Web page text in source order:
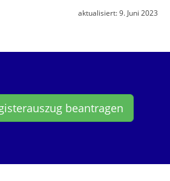
aktualisiert:9. Juni 2023
beantragen